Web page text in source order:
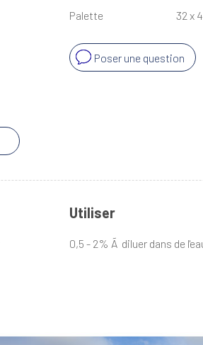
Palette
32 x
Poser une question
Utiliser
0,5 - 2% Ã diluer dans de